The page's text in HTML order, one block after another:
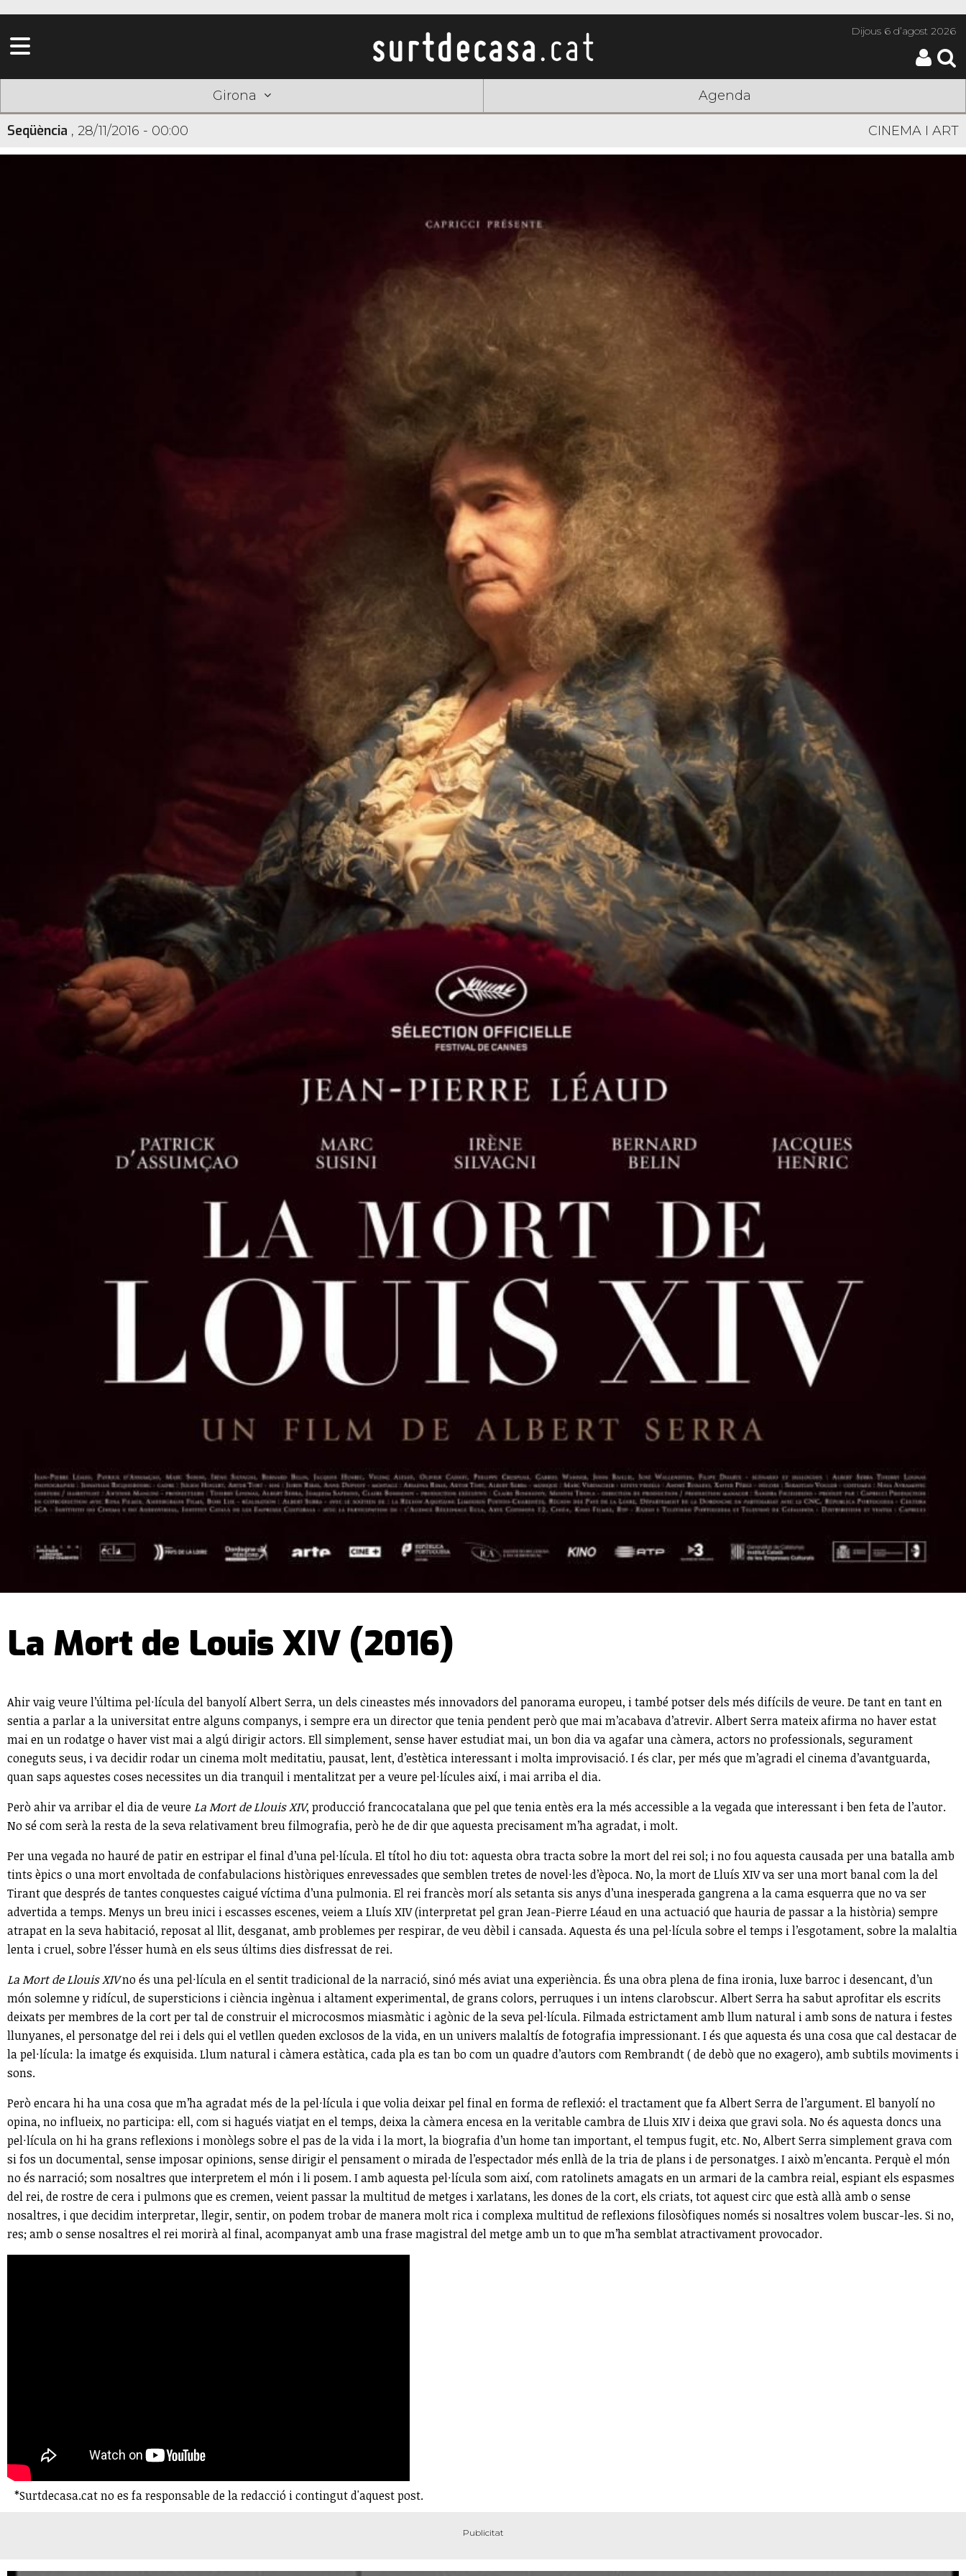
Dijous6 d’agost 2026
Girona Agenda
Seqüència , 28/11/2016 - 00:00 CINEMA I ART
La Mort de Louis XIV (2016)
Ahir vaig veure l’última pel·lícula del banyolí Albert Serra, un dels cineastes més innovadors del panorama europeu, i també potser dels més difícils de veure. De tant en tant en
sentia a parlar a la universitat entre alguns companys, i sempre era un director que tenia pendent però que mai m’acabava d’atrevir. Albert Serra mateix afirma no haver estat
mai en un rodatge o haver vist mai a algú dirigir actors. Ell simplement, sense haver estudiat mai, un bon dia va agafar una càmera, actors no professionals, segurament
coneguts seus, i va decidir rodar un cinema molt meditatiu, pausat, lent, d’estètica interessant i molta improvisació. I és clar, per més que m’agradi el cinema d’avantguarda,
quan saps aquestes coses necessites un dia tranquil i mentalitzat per a veure pel·lícules així, i mai arriba el dia.
Però ahir va arribar el dia de veureLa Mort de Llouis XIV, producció francocatalana que pel que tenia entès era la més accessible a la vegada que interessant i ben feta de l’autor.
No sé com serà la resta de la seva relativament breu filmografia, però he de dir que aquesta precisament m’ha agradat, i molt.
Per una vegada no hauré de patir en estripar el final d’una pel·lícula. El títol ho diu tot: aquesta obra tracta sobre la mort del rei sol; i no fou aquesta causada per una batalla amb
tints èpics o una mort envoltada de confabulacions històriques enrevessades que semblen tretes de novel·les d’època. No, la mort de Lluís XIV va ser una mort banal com la del
Tirant que després de tantes conquestes caigué víctima d’una pulmonia. El rei francès morí als setanta sis anys d’una inesperada gangrena a la cama esquerra que no va ser
advertida a temps. Menys un breu inici i escasses escenes, veiem a Lluís XIV (interpretat pel gran Jean-Pierre Léaud en una actuació que hauria de passar a la història) sempre
atrapat en la seva habitació, reposat al llit, desganat, amb problemes per respirar, de veu dèbil i cansada. Aquesta és una pel·lícula sobre el temps i l’esgotament, sobre la malaltia
lenta i cruel, sobre l’ésser humà en els seus últims dies disfressat de rei.
La Mort de Llouis XIVno és una pel·lícula en el sentit tradicional de la narració, sinó més aviat una experiència. És una obra plena de fina ironia, luxe barroc i desencant, d’un
món solemne y ridícul, de supersticions i ciència ingènua i altament experimental, de grans colors, perruques i un intens clarobscur. Albert Serra ha sabut aprofitar els escrits
deixats per membres de la cort per tal de construir el microcosmos miasmàtic i agònic de la seva pel·lícula. Filmada estrictament amb llum natural i amb sons de natura i festes
llunyanes, el personatge del rei i dels qui el vetllen queden exclosos de la vida, en un univers malaltís de fotografia impressionant. I és que aquesta és una cosa que cal destacar de
la pel·lícula: la imatge és exquisida. Llum natural i càmera estàtica, cada pla es tan bo com un quadre d’autors com Rembrandt ( de debò que no exagero), amb subtils moviments i
sons.
Però encara hi ha una cosa que m’ha agradat més de la pel·lícula i que volia deixar pel final en forma de reflexió: el tractament que fa Albert Serra de l’argument. El banyolí no
opina, no influeix, no participa: ell, com si hagués viatjat en el temps, deixa la càmera encesa en la veritable cambra de Lluis XIV i deixa que gravi sola. No és aquesta doncs una
pel·lícula on hi ha grans reflexions i monòlegs sobre el pas de la vida i la mort, la biografia d’un home tan important, el tempus fugit, etc. No, Albert Serra simplement grava com
si fos un documental, sense imposar opinions, sense dirigir el pensament o mirada de l’espectador més enllà de la tria de plans i de personatges. I això m’encanta. Perquè el món
no és narració; som nosaltres que interpretem el món i li posem. I amb aquesta pel·lícula som així, com ratolinets amagats en un armari de la cambra reial, espiant els espasmes
del rei, de rostre de cera i pulmons que es cremen, veient passar la multitud de metges i xarlatans, les dones de la cort, els criats, tot aquest circ que està allà amb o sense
nosaltres, i que decidim interpretar, llegir, sentir, on podem trobar de manera molt rica i complexa multitud de reflexions filosòfiques només si nosaltres volem buscar-les. Si no,
res; amb o sense nosaltres el rei morirà al final, acompanyat amb una frase magistral del metge amb un to que m’ha semblat atractivament provocador.
*Surtdecasa.cat no es fa responsable de la redacció i contingut d'aquest post.